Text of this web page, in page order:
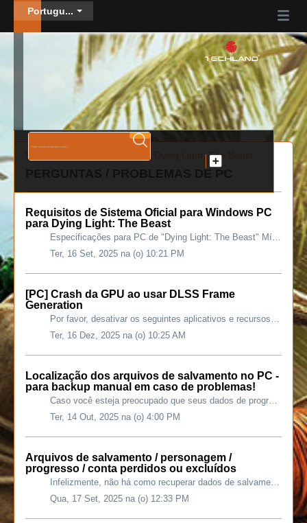
Portugu...
Dying Light: The Beast
Requisitos de Sistema Oficial para Windows PC
para Dying Light: The Beast
Especificações para PC de "Dying Light: The Beast" Mínimo: Performance: 1080p 30FPS Configurações Gráficas: Baixa GPU: NVIDIA GeForce GTX 1060, ...
Ter, 16 Set, 2025 na (o) 10:21 PM
[PC] Crash da GPU ao usar DLSS Frame
Generation
Por favor, desativar os seguintes aplicativos e recursos ao usar a geração de quadros DLSS: WeMod; O recurso de Reprodução Instantânea do aplicativo NVID...
Ter, 16 Dez, 2025 na (o) 10:25 AM
Localização dos arquivos de salvamento no PC -
para backup manual em caso de problemas!
Caso você esteja preocupado que seus dados de progresso do jogo não sejam transferidos corretamente para o armazenamento em nuvem e gostaria de criar um bac...
Ter, 14 Out, 2025 na (o) 4:00 PM
Arquivos de salvamento / personagem /
progresso / conta perdidos ou excluídos
Infelizmente, não há como recuperar dados de salvamento excluídos (ou corrigir um arquivo de salvamento corrompido) se você não tiver criado uma cópia de ba...
Qua, 17 Set, 2025 na (o) 12:33 PM